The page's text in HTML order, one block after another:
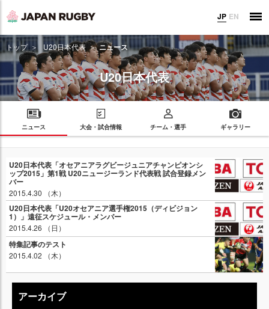
JP EN
トップ U20日本代表 ニュース
U20日本代表
ニュース 大会・試合情報 チーム・選手 ギャラリー
U20日本代表「オセアニアラグビージュニアチャンピオンシ
ップ2015」第1戦 U20ニュージーランド代表戦 試合登録メン
バー
2015.4.30 （木）
U20日本代表「U20オセアニア選手権2015（ディビジョン
1）」遠征スケジュール・メンバー
2015.4.26 （日）
特集記事のテスト
2015.4.02 （木）
アーカイブ